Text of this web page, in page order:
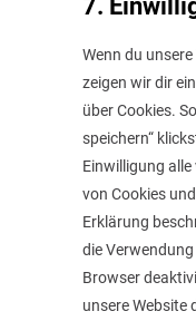
7.
Wenn du
zeigen wir dir
über Cookies.
speichern“
Einwilligung
von Cookies
Erklärung
die
Browser
unsere Website